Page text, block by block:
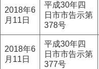
2018年6
月11日
平成30年四
日市市告示第
378号
2018年6
月11日
平成30年四
日市市告示第
377号